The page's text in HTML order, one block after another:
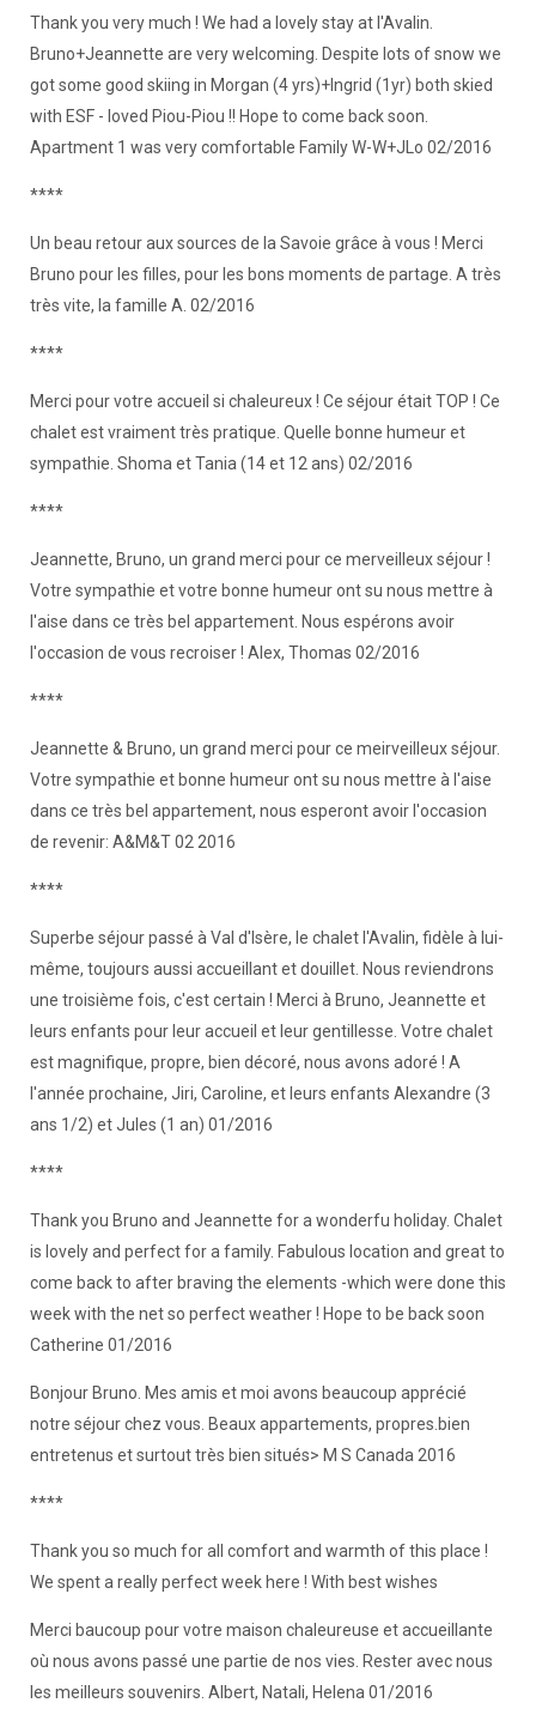
Thank you very much ! We had a lovely stay at l'Avalin.
Bruno+Jeannette are very welcoming. Despite lots of snow we
got some good skiing in Morgan (4 yrs)+Ingrid (1yr) both skied
with ESF - loved Piou-Piou !! Hope to come back soon.
Apartment 1 was very comfortable Family W-W+JLo 02/2016
****
Un beau retour aux sources de la Savoie grâce à vous ! Merci
Bruno pour les filles, pour les bons moments de partage. A très
très vite, la famille A. 02/2016
****
Merci pour votre accueil si chaleureux ! Ce séjour était TOP ! Ce
chalet est vraiment très pratique. Quelle bonne humeur et
sympathie. Shoma et Tania (14 et 12 ans) 02/2016
****
Jeannette, Bruno, un grand merci pour ce merveilleux séjour !
Votre sympathie et votre bonne humeur ont su nous mettre à
l'aise dans ce très bel appartement. Nous espérons avoir
l'occasion de vous recroiser ! Alex, Thomas 02/2016
****
Jeannette & Bruno, un grand merci pour ce meirveilleux séjour.
Votre sympathie et bonne humeur ont su nous mettre à l'aise
dans ce très bel appartement, nous esperont avoir l'occasion
de revenir: A&M&T 02 2016
****
Superbe séjour passé à Val d'Isère, le chalet l'Avalin, fidèle à lui-
même, toujours aussi accueillant et douillet. Nous reviendrons
une troisième fois, c'est certain ! Merci à Bruno, Jeannette et
leurs enfants pour leur accueil et leur gentillesse. Votre chalet
est magnifique, propre, bien décoré, nous avons adoré ! A
l'année prochaine, Jiri, Caroline, et leurs enfants Alexandre (3
ans 1/2) et Jules (1 an) 01/2016
****
Thank you Bruno and Jeannette for a wonderfu holiday. Chalet
is lovely and perfect for a family. Fabulous location and great to
come back to after braving the elements -which were done this
week with the net so perfect weather ! Hope to be back soon
Catherine 01/2016
Bonjour Bruno. Mes amis et moi avons beaucoup apprécié
notre séjour chez vous. Beaux appartements, propres.bien
entretenus et surtout très bien situés> M S Canada 2016
****
Thank you so much for all comfort and warmth of this place !
We spent a really perfect week here ! With best wishes
Merci baucoup pour votre maison chaleureuse et accueillante
où nous avons passé une partie de nos vies. Rester avec nous
les meilleurs souvenirs. Albert, Natali, Helena 01/2016